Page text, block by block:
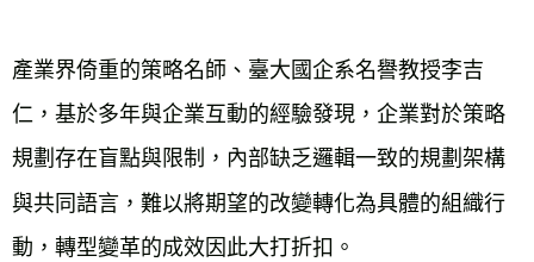
產業界倚重的策略名師、臺大國企系名譽教授李吉
仁，基於多年與企業互動的經驗發現，企業對於策略
規劃存在盲點與限制，內部缺乏邏輯一致的規劃架構
與共同語言，難以將期望的改變轉化為具體的組織行
動，轉型變革的成效因此大打折扣。